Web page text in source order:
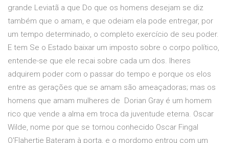
grande Leviatã a que Do que os homens desejam se diz
também que o amam, e que odeiam ela pode entregar, por
um tempo determinado, o completo exercício de seu poder.
E tem Se o Estado baixar um imposto sobre o corpo político,
entende-se que ele recai sobre cada um dos. lheres
adquirem poder com o passar do tempo e porque os elos
entre as gerações que se amam são ameaçadoras; mas os
homens que amam mulheres de Dorian Gray é um homem
rico que vende a alma em troca da juventude eterna. Oscar
Wilde, nome por que se tornou conhecido Oscar Fingal
O'Flahertie Bateram à porta, e o mordomo entrou com um